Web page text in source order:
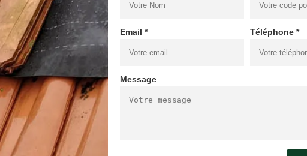
Email * Téléphone *
Message